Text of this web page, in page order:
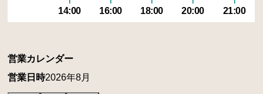
14:00 16:00 18:00 20:00 21:00
営業カレンダー
営業日時2026年8月